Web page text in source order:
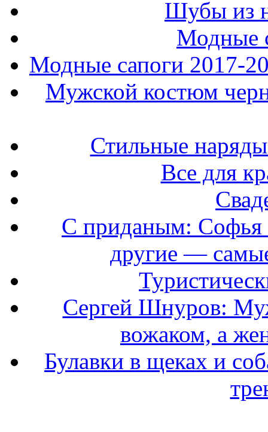
Шубы из
Модные
Модные сапоги 2017-
Мужской костюм
Стильные
Все для
С приданым: Софья
другие —
Сергей Шнуров:
вожаком, а
Булавки в щеках и